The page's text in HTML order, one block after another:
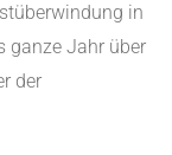
in
ganze Jahr über
der